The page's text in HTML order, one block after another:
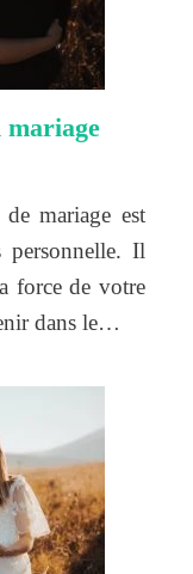
mariage est
personnelle. Il
force de votre
dans le…